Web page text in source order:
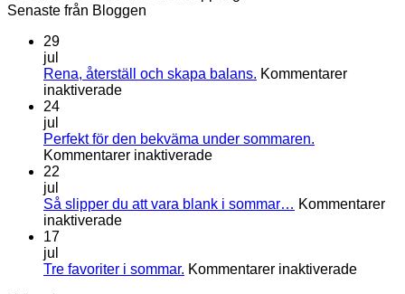
Senaste från Bloggen
29
jul
Rena, återställ och skapa balans. Kommentarer
inaktiveradeför
och
skapa
24
jul
Perfekt för den bekväma under sommaren.
Kommentarer inaktiveradeför
den
22
jul
Så slipper du att vara blank i sommar… Kommentarer
inaktiveradeför
du
17
jul
Tre favoriter i sommar. Kommentarer inaktiveradeför